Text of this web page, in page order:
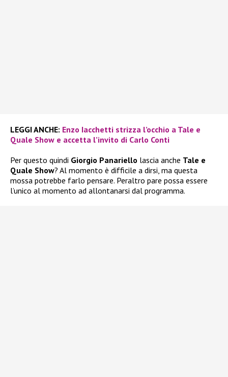
LEGGI ANCHE: Enzo Iacchetti strizza l’occhio a Tale e
Quale Show e accetta l’invito di Carlo Conti
Per questo quindi Giorgio Panariello lascia anche Tale e
Quale Show? Al momento è difficile a dirsi, ma questa
mossa potrebbe farlo pensare. Peraltro pare possa essere
l’unico al momento ad allontanarsi dal programma.